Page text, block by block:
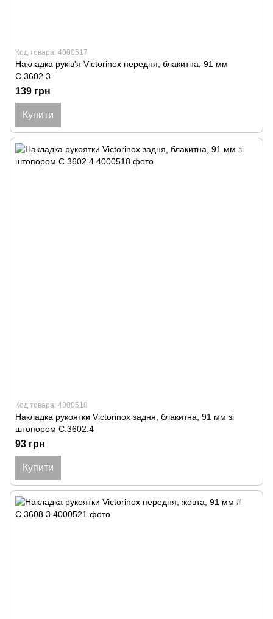
Код товара: 4000517
Накладка руків'я Victorinox передня, блакитна, 91 мм
C.3602.3
139 грн
Купити
Код товара: 4000518
Накладка рукоятки Victorinox задня, блакитна, 91 мм зі
штопором C.3602.4
93 грн
Купити